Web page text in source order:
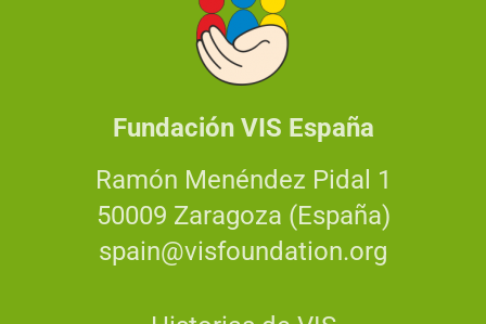
Fundación VIS España
Ramón Menéndez Pidal 1
50009 Zaragoza (España)
spain@visfoundation.org